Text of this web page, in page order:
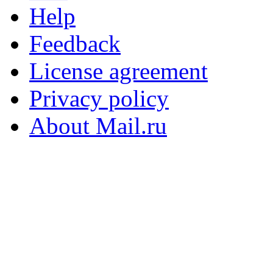
Help
Feedback
License agreement
Privacy policy
About Mail.ru